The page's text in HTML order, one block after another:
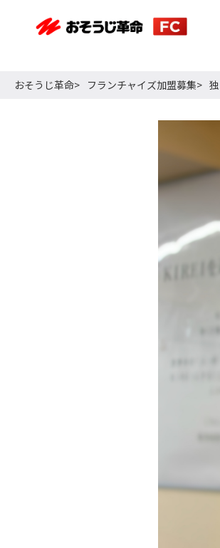
おそうじ革命 フランチャイズ加盟募集